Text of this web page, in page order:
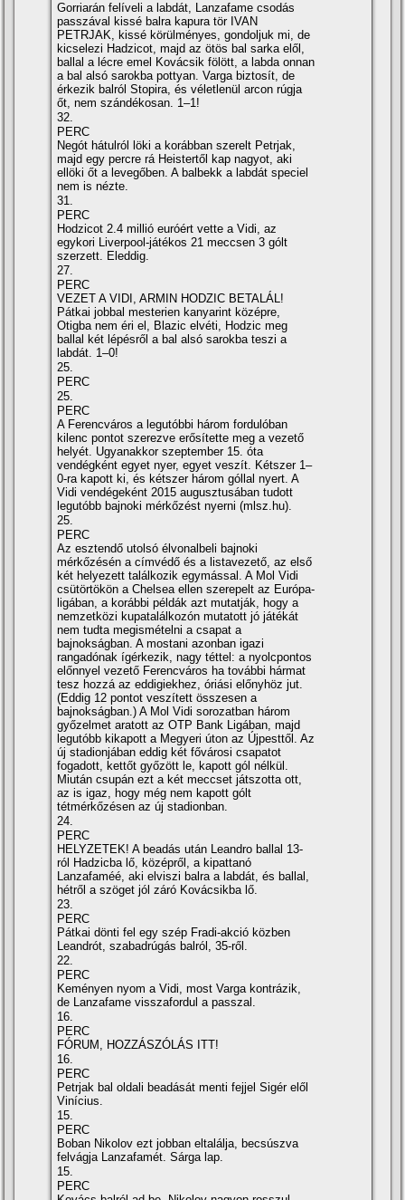
Gorriarán felí­veli a labdát, Lanzafame csodás
passzával kissé balra kapura tör IVAN
PETRJAK, kissé körülményes, gondoljuk mi, de
kicselezi Hadzicot, majd az ötös bal sarka elől,
ballal a lécre emel Kovácsik fölött, a labda onnan
a bal alsó sarokba pottyan. Varga biztosí­t, de
érkezik balról Stopira, és véletlenül arcon rúgja
őt, nem szándékosan. 1–1!
32.
PERC
Negót hátulról löki a korábban szerelt Petrjak,
majd egy percre rá Heistertől kap nagyot, aki
ellöki őt a levegőben. A balbekk a labdát speciel
nem is nézte.
31.
PERC
Hodzicot 2.4 millió euróért vette a Vidi, az
egykori Liverpool-játékos 21 meccsen 3 gólt
szerzett. Eleddig.
27.
PERC
VEZET A VIDI, ARMIN HODZIC BETALÁL!
Pátkai jobbal mesterien kanyarint középre,
Otigba nem éri el, Blazic elvéti, Hodzic meg
ballal két lépésről a bal alsó sarokba teszi a
labdát. 1–0!
25.
PERC
25.
PERC
A Ferencváros a legutóbbi három fordulóban
kilenc pontot szerezve erősí­tette meg a vezető
helyét. Ugyanakkor szeptember 15. óta
vendégként egyet nyer, egyet veszí­t. Kétszer 1–
0-ra kapott ki, és kétszer három góllal nyert. A
Vidi vendégeként 2015 augusztusában tudott
legutóbb bajnoki mérkőzést nyerni (mlsz.hu).
25.
PERC
Az esztendő utolsó élvonalbeli bajnoki
mérkőzésén a cí­mvédő és a listavezető, az első
két helyezett találkozik egymással. A Mol Vidi
csütörtökön a Chelsea ellen szerepelt az Európa-
ligában, a korábbi példák azt mutatják, hogy a
nemzetközi kupatalálkozón mutatott jó játékát
nem tudta megismételni a csapat a
bajnokságban. A mostani azonban igazi
rangadónak í­gérkezik, nagy téttel: a nyolcpontos
előnnyel vezető Ferencváros ha további hármat
tesz hozzá az eddigiekhez, óriási előnyhöz jut.
(Eddig 12 pontot veszí­tett összesen a
bajnokságban.) A Mol Vidi sorozatban három
győzelmet aratott az OTP Bank Ligában, majd
legutóbb kikapott a Megyeri úton az Újpesttől. Az
új stadionjában eddig két fővárosi csapatot
fogadott, kettőt győzött le, kapott gól nélkül.
Miután csupán ezt a két meccset játszotta ott,
az is igaz, hogy még nem kapott gólt
tétmérkőzésen az új stadionban.
24.
PERC
HELYZETEK! A beadás után Leandro ballal 13-
ról Hadzicba lő, középről, a kipattanó
Lanzafaméé, aki elviszi balra a labdát, és ballal,
hétről a szöget jól záró Kovácsikba lő.
23.
PERC
Pátkai dönti fel egy szép Fradi-akció közben
Leandrót, szabadrúgás balról, 35-ről.
22.
PERC
Keményen nyom a Vidi, most Varga kontrázik,
de Lanzafame visszafordul a passzal.
16.
PERC
FÓRUM, HOZZÁSZÓLÁS ITT!
16.
PERC
Petrjak bal oldali beadását menti fejjel Sigér elől
Viní­cius.
15.
PERC
Boban Nikolov ezt jobban eltalálja, becsúszva
felvágja Lanzafamét. Sárga lap.
15.
PERC